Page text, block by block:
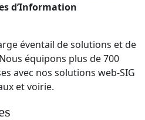
d’Information
éventail de solutions et de
équipons plus de 700
avec nos solutions web-SIG
et voirie.